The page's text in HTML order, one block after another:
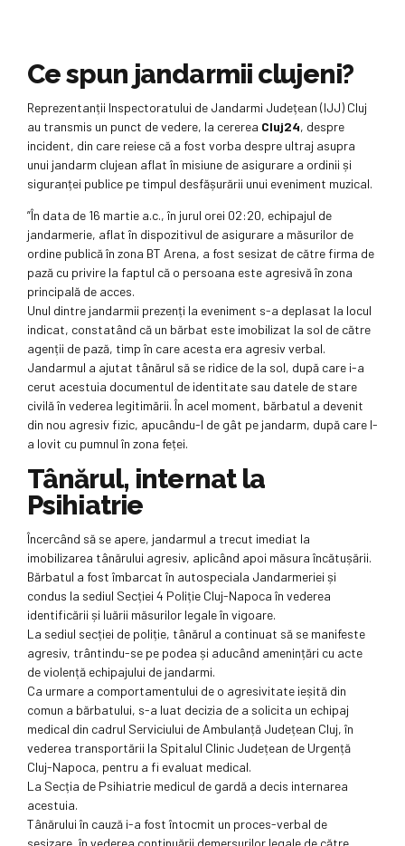
Ce spun jandarmii clujeni?
Reprezentanții Inspectoratului de Jandarmi Județean (IJJ) Cluj
au transmis un punct de vedere, la cererea Cluj24, despre
incident, din care reiese că a fost vorba despre ultraj asupra
unui jandarm clujean aflat în misiune de asigurare a ordinii și
siguranței publice pe timpul desfășurării unui eveniment muzical.
”În data de 16 martie a.c., în jurul orei 02:20, echipajul de
jandarmerie, aflat în dispozitivul de asigurare a măsurilor de
ordine publică în zona BT Arena, a fost sesizat de către firma de
pază cu privire la faptul că o persoana este agresivă în zona
principală de acces.
Unul dintre jandarmii prezenți la eveniment s-a deplasat la locul
indicat, constatând că un bărbat este imobilizat la sol de către
agenții de pază, timp în care acesta era agresiv verbal.
Jandarmul a ajutat tânărul să se ridice de la sol, după care i-a
cerut acestuia documentul de identitate sau datele de stare
civilă în vederea legitimării. În acel moment, bărbatul a devenit
din nou agresiv fizic, apucându-l de gât pe jandarm, după care l-
a lovit cu pumnul în zona feței.
Tânărul, internat la
Psihiatrie
Încercând să se apere, jandarmul a trecut imediat la
imobilizarea tânărului agresiv, aplicând apoi măsura încătușării.
Bărbatul a fost îmbarcat în autospeciala Jandarmeriei și
condus la sediul Secției 4 Poliție Cluj-Napoca în vederea
identificării și luării măsurilor legale în vigoare.
La sediul secției de poliție, tânărul a continuat să se manifeste
agresiv, trântindu-se pe podea și aducând amenințări cu acte
de violență echipajului de jandarmi.
Ca urmare a comportamentului de o agresivitate ieșită din
comun a bărbatului, s-a luat decizia de a solicita un echipaj
medical din cadrul Serviciului de Ambulanță Județean Cluj, în
vederea transportării la Spitalul Clinic Județean de Urgență
Cluj-Napoca, pentru a fi evaluat medical.
La Secția de Psihiatrie medicul de gardă a decis internarea
acestuia.
Tânărului în cauză i-a fost întocmit un proces-verbal de
sesizare, în vederea continuării demersurilor legale de către